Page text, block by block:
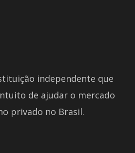
independente que
de ajudar o mercado
privado no Brasil.